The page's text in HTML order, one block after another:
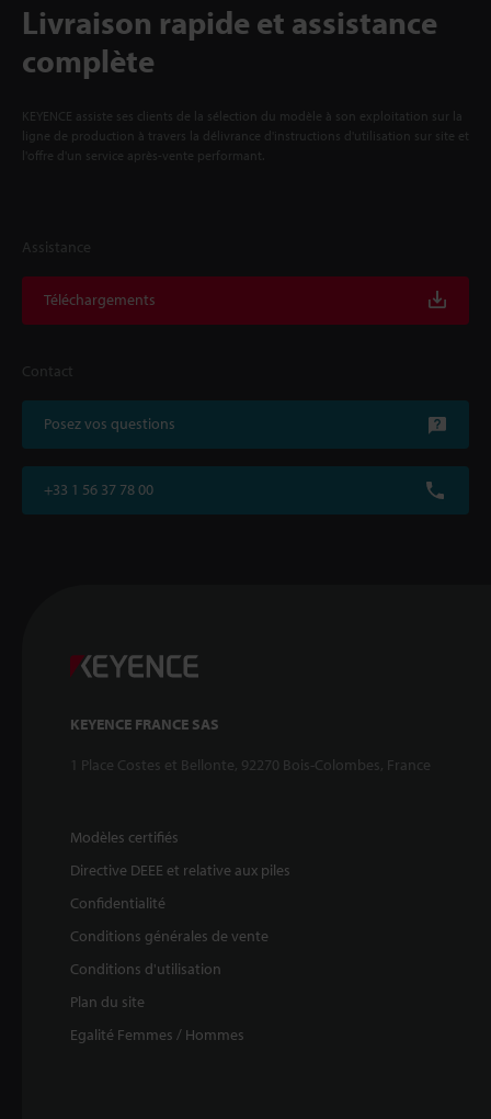
Livraison rapide et assistance
complète
KEYENCE assiste ses clients de la sélection du modèle à son exploitation sur la
ligne de production à travers la délivrance d'instructions d'utilisation sur site et
l'offre d'un service après-vente performant.
Assistance
Téléchargements
Contact
Posez vos questions
+33 1 56 37 78 00
KEYENCE FRANCE SAS
1 Place Costes et Bellonte, 92270 Bois-Colombes, France
Modèles certifiés
Directive DEEE et relative aux piles
Confidentialité
Conditions générales de vente
Conditions d'utilisation
Plan du site
Egalité Femmes / Hommes